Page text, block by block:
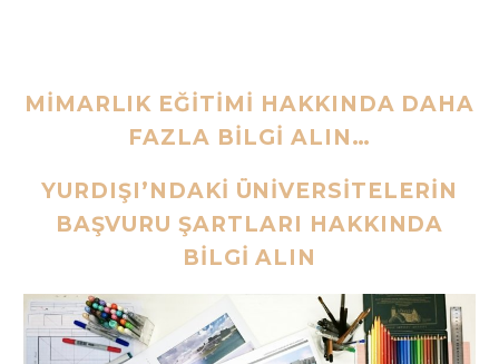
MİMARLIK EĞİTİMİ HAKKINDA DAHA
FAZLA BİLGİ ALIN…
YURDIŞI’NDAKİ ÜNİVERSİTELERİN
BAŞVURU ŞARTLARI HAKKINDA
BİLGİ ALIN